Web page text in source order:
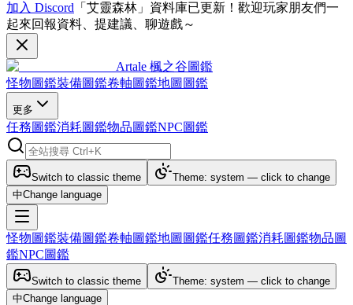
加入 Discord 「艾靈森林」資料庫已更新！歡迎玩家朋友們一
起來回報資料、提建議、聊遊戲～
Artale 楓之谷圖鑑
怪物圖鑑裝備圖鑑卷軸圖鑑地圖圖鑑
更多
任務圖鑑消耗圖鑑物品圖鑑NPC圖鑑
Switch to classic theme
Theme: system — click to change
中Change language
怪物圖鑑裝備圖鑑卷軸圖鑑地圖圖鑑任務圖鑑消耗圖鑑物品圖
鑑NPC圖鑑
Switch to classic theme
Theme: system — click to change
中Change language